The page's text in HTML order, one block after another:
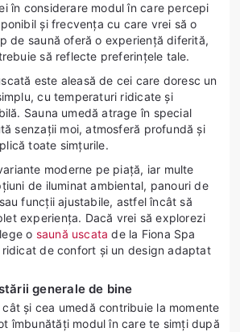
în considerare modul în care percepi
și frecvența cu care vrei să o
de saună oferă o experiență diferită,
să reflecte preferințele tale.
este aleasă de cei care doresc un
cu temperaturi ridicate și
Sauna umedă atrage în special
senzații moi, atmosferă profundă și
toate simțurile.
moderne pe piață, iar multe
de iluminat ambiental, panouri de
funcții ajustabile, astfel încât să
experiența. Dacă vrei să explorezi
o saună uscata de la Fiona Spa
de confort și un design adaptat
generale de bine
și cea umedă contribuie la momente
îmbunătăți modul în care te simți după